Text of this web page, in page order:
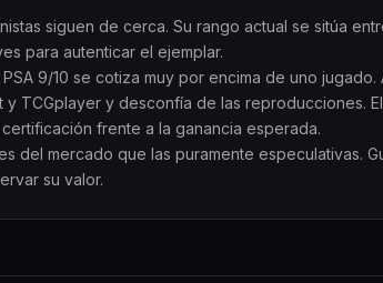
siguen de cerca. Su rango actual se sitúa
para autenticar el ejemplar.
9/10 se cotiza muy por encima de uno jugado.
TCGplayer y desconfía de las reproducciones.
frente a la ganancia esperada.
del mercado que las puramente especulativas.
su valor.